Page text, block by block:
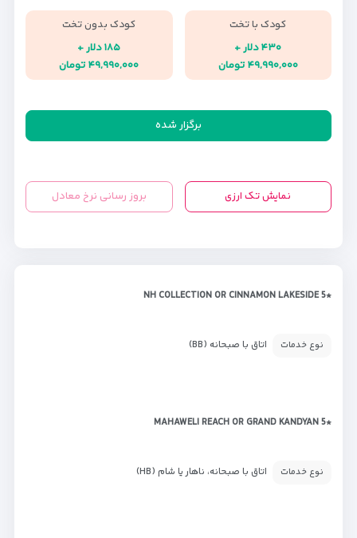
کودک با تخت
۴۳۰ دلار +
۴۹,۹۹۰,۰۰۰ تومان
کودک بدون تخت
۱۸۵ دلار +
۴۹,۹۹۰,۰۰۰ تومان
برگزار شده
نمایش تک ارزی بروز رسانی نرخ معادل
*NH COLLECTION OR CINNAMON LAKESIDE 5
نوع خدمات اتاق با صبحانه (BB)
*MAHAWELI REACH OR GRAND KANDYAN 5
نوع خدمات اتاق با صبحانه، ناهار یا شام (HB)